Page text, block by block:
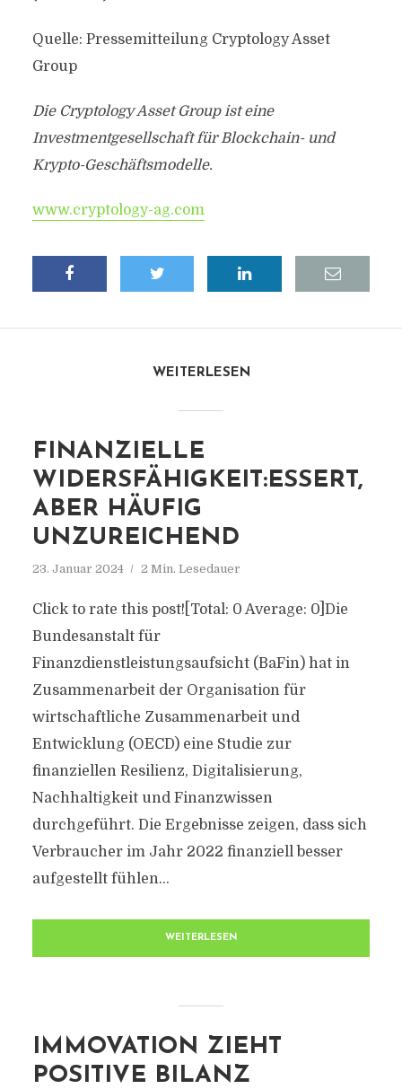
Quelle: Pressemitteilung Cryptology Asset
Group
Die Cryptology Asset Group ist eine
Investmentgesellschaft für Blockchain- und
Krypto-Geschäftsmodelle.
www.cryptology-ag.com
WEITERLESEN
FINANZIELLE
WIDERSFÄHIGKEIT:ESSERT,
ABER HÄUFIG
UNZUREICHEND
23. Januar 2024 2 Min. Lesedauer
Click to rate this post![Total: 0 Average: 0]Die
Bundesanstalt für
Finanzdienstleistungsaufsicht (BaFin) hat in
Zusammenarbeit der Organisation für
wirtschaftliche Zusammenarbeit und
Entwicklung (OECD) eine Studie zur
finanziellen Resilienz, Digitalisierung,
Nachhaltigkeit und Finanzwissen
durchgeführt. Die Ergebnisse zeigen, dass sich
Verbraucher im Jahr 2022 finanziell besser
aufgestellt fühlen...
WEITERLESEN
IMMOVATION ZIEHT
POSITIVE BILANZ